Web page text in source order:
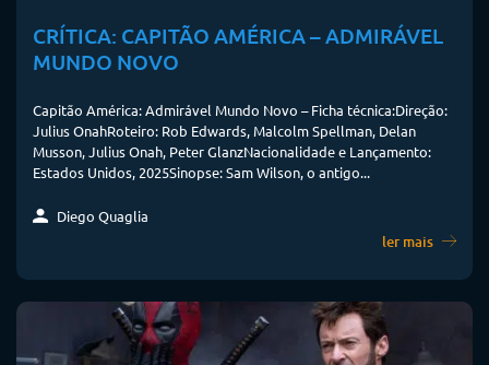
CRÍTICA: CAPITÃO AMÉRICA – ADMIRÁVEL
MUNDO NOVO
Capitão América: Admirável Mundo Novo – Ficha técnica:Direção:
Julius OnahRoteiro: Rob Edwards, Malcolm Spellman, Delan
Musson, Julius Onah, Peter GlanzNacionalidade e Lançamento:
Estados Unidos, 2025Sinopse: Sam Wilson, o antigo...
Diego Quaglia
ler mais